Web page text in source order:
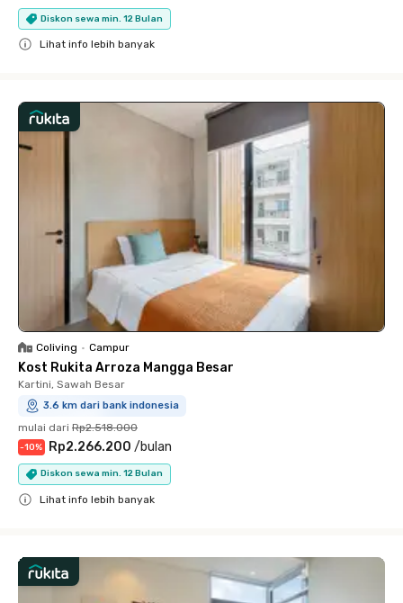
Diskon sewa min. 12 Bulan
Lihat info lebih banyak
Coliving • Campur
Kost Rukita Arroza Mangga Besar
Kartini, Sawah Besar
3.6 km dari bank indonesia
mulai dari Rp2.518.000
-10% Rp2.266.200 /bulan
Diskon sewa min. 12 Bulan
Lihat info lebih banyak